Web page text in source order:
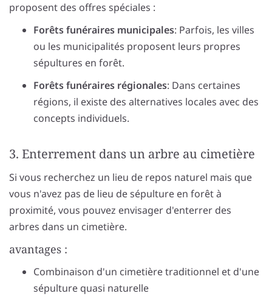
proposent des offres spéciales :
Forêts funéraires municipales: Parfois, les villes
ou les municipalités proposent leurs propres
sépultures en forêt.
Forêts funéraires régionales: Dans certaines
régions, il existe des alternatives locales avec des
concepts individuels.
3. Enterrement dans un arbre au cimetière
Si vous recherchez un lieu de repos naturel mais que
vous n'avez pas de lieu de sépulture en forêt à
proximité, vous pouvez envisager d'enterrer des
arbres dans un cimetière.
avantages :
Combinaison d'un cimetière traditionnel et d'une
sépulture quasi naturelle